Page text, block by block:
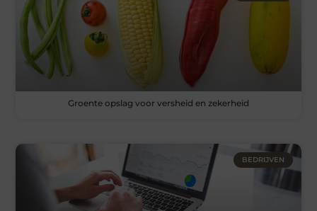
Groente opslag voor versheid en zekerheid
BEDRIJVEN